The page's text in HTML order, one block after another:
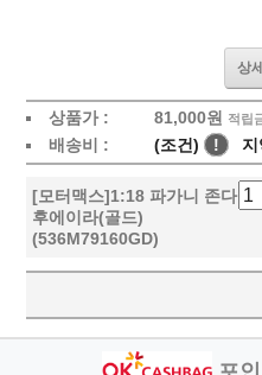
상
상품가 : 81,000원 적립
배송비 : (조건) ! 지
[모터맥스]1:18 파가니 존다
후에이라(골드)
(536M79160GD)